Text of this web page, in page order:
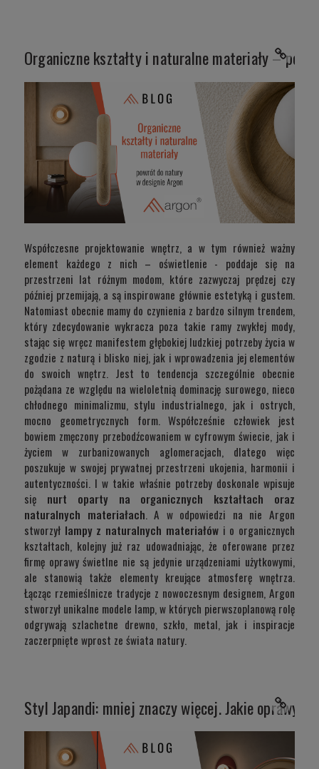
Organiczne kształty i naturalne materiały –
Współczesne projektowanie wnętrz, a w tym również ważny
element każdego z nich – oświetlenie - poddaje się na
przestrzeni lat różnym modom, które zazwyczaj prędzej czy
później przemijają, a są inspirowane głównie estetyką i gustem.
Natomiast obecnie mamy do czynienia z bardzo silnym trendem,
który zdecydowanie wykracza poza takie ramy zwykłej mody,
stając się wręcz manifestem głębokiej ludzkiej potrzeby życia w
zgodzie z naturą i blisko niej, jak i wprowadzenia jej elementów
do swoich wnętrz. Jest to tendencja szczególnie obecnie
pożądana ze względu na wieloletnią dominację surowego, nieco
chłodnego minimalizmu, stylu industrialnego, jak i ostrych,
mocno geometrycznych form. Współcześnie człowiek jest
bowiem zmęczony przebodźcowaniem w cyfrowym świecie, jak i
życiem w zurbanizowanych aglomeracjach, dlatego więc
poszukuje w swojej prywatnej przestrzeni ukojenia, harmonii i
autentyczności. I w takie właśnie potrzeby doskonale wpisuje
się nurt oparty na organicznych kształtach oraz
naturalnych materiałach . A w odpowiedzi na nie Argon
stworzył lampy z naturalnych materiałówi o organicznych
kształtach, kolejny już raz udowadniając, że oferowane przez
firmę oprawy świetlne nie są jedynie urządzeniami użytkowymi,
ale stanowią także elementy kreujące atmosferę wnętrza.
Łącząc rzemieślnicze tradycje z nowoczesnym designem, Argon
stworzył unikalne modele lamp, w których pierwszoplanową rolę
odgrywają szlachetne drewno, szkło, metal, jak i inspiracje
zaczerpnięte wprost ze świata natury.
Styl Japandi: mniej znaczy więcej. Jakie oprawy